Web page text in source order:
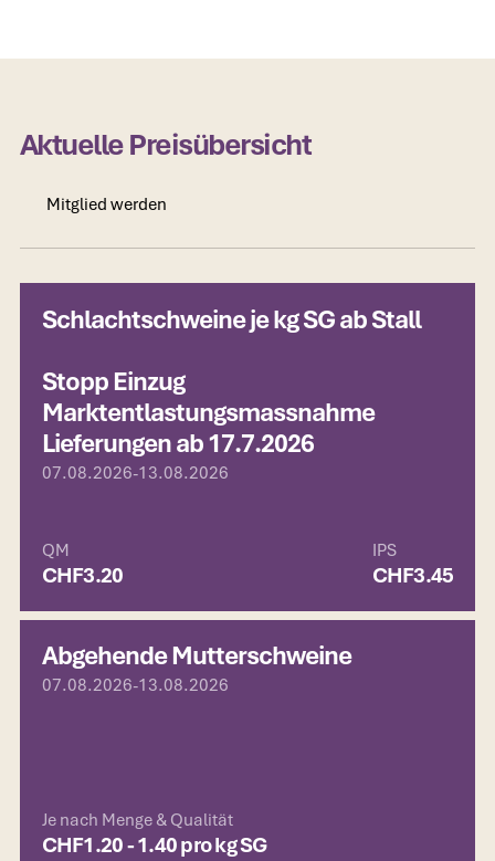
Aktuelle Preisübersicht
Mitglied werden
Schlachtschweine je kg SG ab Stall
Stopp Einzug
Marktentlastungsmassnahme
Lieferungen ab 17.7.2026
07.08.2026-13.08.2026
QM
CHF3.20
IPS
CHF3.45
Abgehende Mutterschweine
07.08.2026-13.08.2026
Je nach Menge & Qualität
CHF1.20 - 1.40 pro kg SG